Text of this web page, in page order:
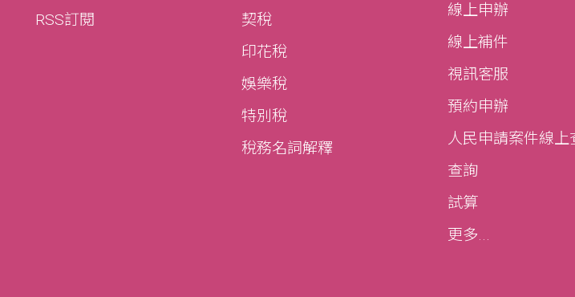
RSS訂閱
契稅
印花稅
娛樂稅
特別稅
稅務名詞解釋
線上申辦
線上補件
視訊客服
預約申辦
人民申請案件線上
查詢
試算
更多...